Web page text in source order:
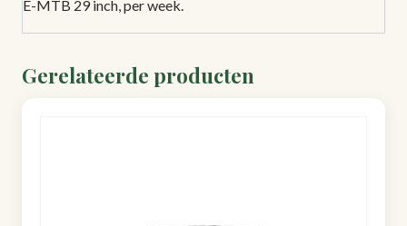
E-MTB 29 inch, per week.
Gerelateerde producten